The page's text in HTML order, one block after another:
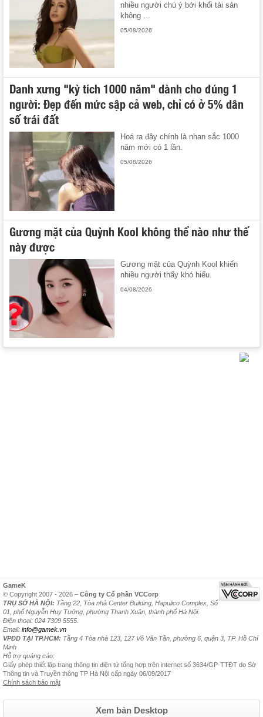
nhiều người chú ý bởi khối tài sản
không ...
05/08/2026
Danh xưng "kỳ tích 1000 năm" dành cho đúng 1
người: Đẹp đến mức sập cả web, chỉ có ở 5% dân
số trái đất
Hoá ra đây chính là nhan sắc 1000
năm mới có 1 lần.
05/08/2026
Gương mặt của Quỳnh Kool không thể nào như thế
này được
Gương mặt của Quỳnh Kool khiến
nhiều người thấy khó hiểu.
04/08/2026
GameK
© Copyright 2007 - 2026 – Công ty Cổ phần VCCorp
TRỤ SỞ HÀ NỘI: Tầng 22, Tòa nhà Center Building, Hapulico Complex, Số
01, phố Nguyễn Huy Tưởng, phường Thanh Xuân, thành phố Hà Nội.
Điện thoại: 024 7309 5555.
Email: info@gamek.vn
VPĐD TẠI TP.HCM: Tầng 4 Tòa nhà 123, 127 Võ Văn Tần, phường 6, quận 3, TP. Hồ Chí
Minh
Hỗ trợ quảng cáo:
Giấy phép thiết lập trang thông tin điện tử tổng hợp trên internet số 3634/GP-TTĐT do Sở
Thông tin và Truyền thông TP Hà Nội cấp ngày 06/09/2017
Chính sách bảo mật
Xem bản Desktop